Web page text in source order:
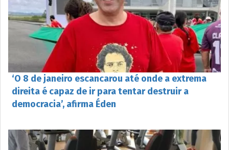
‘O 8 de janeiro escancarou até onde a extrema
direita é capaz de ir para tentar destruir a
democracia’, afirma Éden